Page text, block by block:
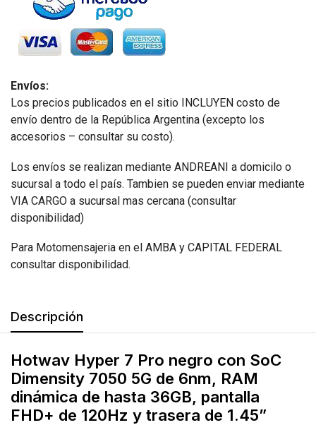
Envíos:
Los precios publicados en el sitio INCLUYEN costo de
envío dentro de la República Argentina (excepto los
accesorios – consultar su costo).
Los envíos se realizan mediante ANDREANI a domicilo o
sucursal a todo el país. Tambien se pueden enviar mediante
VIA CARGO a sucursal mas cercana (consultar
disponibilidad)
Para Motomensajeria en el AMBA y CAPITAL FEDERAL
consultar disponibilidad.
Descripción
Hotwav Hyper 7 Pro negro con SoC
Dimensity 7050 5G de 6nm, RAM
dinámica de hasta 36GB, pantalla
FHD+ de 120Hz y trasera de 1.45”